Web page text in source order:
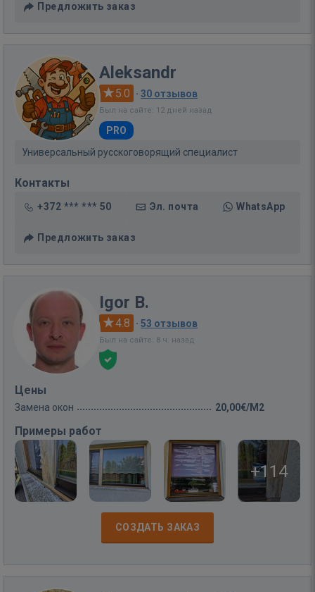
Предложить заказ
Aleksandr
5.0 · 30 отзывов
Был на сайте: 12 дней назад
PRO
Универсальный русскоговорящий специалист
Контакты
+372 *** *** 50 Эл. почта WhatsApp
Предложить заказ
Igor B.
4.8 · 53 отзывов
Был на сайте: 8 ч. назад
Цены
Замена окон 20,00€/M2
Примеры работ
+114
СОЗДАТЬ ЗАКАЗ